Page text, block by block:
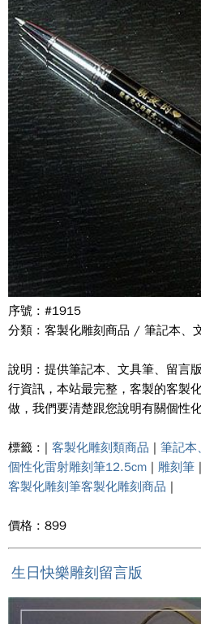
序號 : #1915
分類 : 客製化雕刻商品 / 筆記本、
說明 : 提供筆記本、文具筆、留言
行資訊，本站最完整，客製的客製
做，我們要清楚跟您說明有關個性
標籤 : | 客製化雕刻類商品 | 筆記本
個性化雷射雕刻筆12.5cm | 雕刻筆 |
客製化雕刻筆客製化雕刻商品 |
價格 : 899
生日快樂雕刻留言版